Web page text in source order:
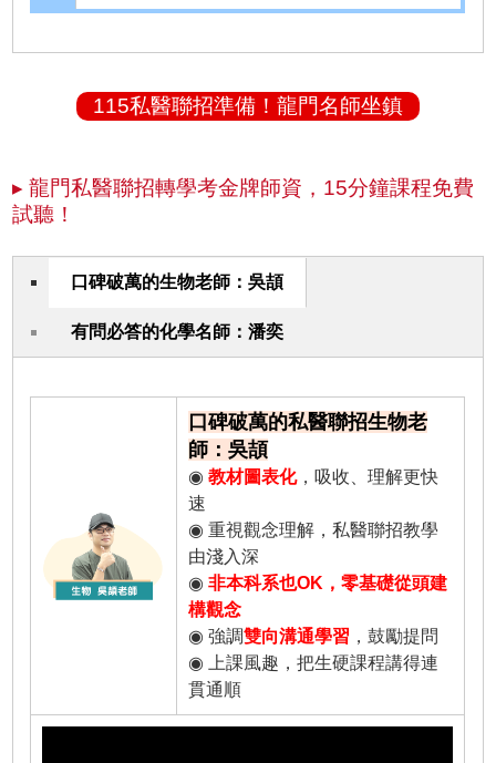
115私醫聯招準備！龍門名師坐鎮
▸ 龍門私醫聯招轉學考金牌師資，15分鐘課程免費
試聽！
口碑破萬的生物老師：吳頡
有問必答的化學名師：潘奕
口碑破萬的私醫聯招生物老
師：吳頡
◉教材圖表化，吸收、理解更快
速
◉ 重視觀念理解，私醫聯招教學
由淺入深
◉非本科系也OK，零基礎從頭建
構觀念
◉ 強調雙向溝通學習 ，鼓勵提問
◉ 上課風趣，把生硬課程講得連
貫通順